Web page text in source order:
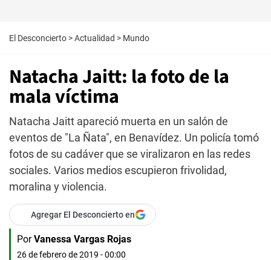
El Desconcierto >Actualidad > Mundo
Natacha Jaitt: la foto de la
mala víctima
Natacha Jaitt apareció muerta en un salón de
eventos de "La Ñata", en Benavídez. Un policía tomó
fotos de su cadáver que se viralizaron en las redes
sociales. Varios medios escupieron frivolidad,
moralina y violencia.
Agregar El Desconcierto en
Por Vanessa Vargas Rojas
26 de febrero de 2019 - 00:00